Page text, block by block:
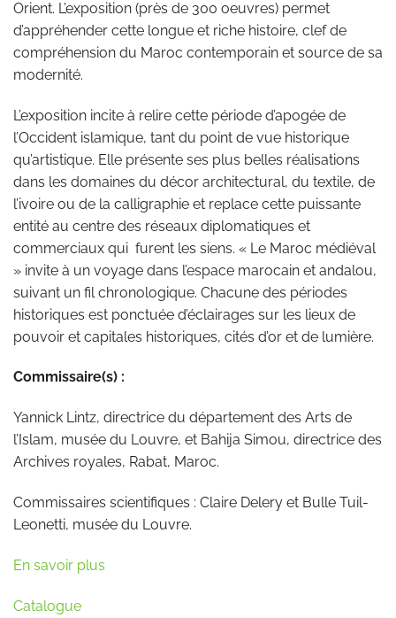
Orient. L’exposition (près de 300 oeuvres) permet
d’appréhender cette longue et riche histoire, clef de
compréhension du Maroc contemporain et source de sa
modernité.
L’exposition incite à relire cette période d’apogée de
l’Occident islamique, tant du point de vue historique
qu’artistique. Elle présente ses plus belles réalisations
dans les domaines du décor architectural, du textile, de
l’ivoire ou de la calligraphie et replace cette puissante
entité au centre des réseaux diplomatiques et
commerciaux qui furent les siens. « Le Maroc médiéval
» invite à un voyage dans l’espace marocain et andalou,
suivant un fil chronologique. Chacune des périodes
historiques est ponctuée d’éclairages sur les lieux de
pouvoir et capitales historiques, cités d’or et de lumière.
Commissaire(s) :
Yannick Lintz, directrice du département des Arts de
l’Islam, musée du Louvre, et Bahija Simou, directrice des
Archives royales, Rabat, Maroc.
Commissaires scientifiques : Claire Delery et Bulle Tuil-
Leonetti, musée du Louvre.
En savoir plus
Catalogue